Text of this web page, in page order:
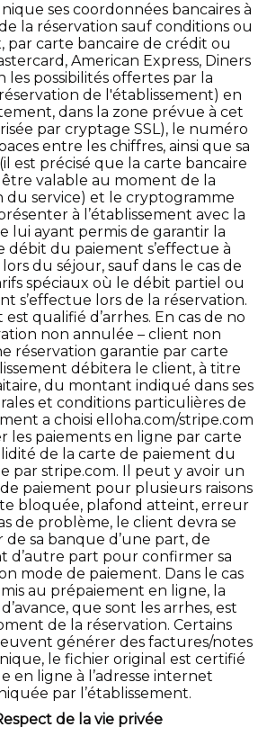
ses coordonnées bancaires à
la réservation sauf conditions ou
par carte bancaire de crédit ou
American Express, Diners
les possibilités offertes par la
de l'établissement) en
dans la zone prévue à cet
par cryptage SSL), le numéro
entre les chiffres, ainsi que sa
est précisé que la carte bancaire
valable au moment de la
du service) et le cryptogramme
à l’établissement avec la
lui ayant permis de garantir la
débit du paiement s’effectue à
lors du séjour, sauf dans le cas de
spéciaux où le débit partiel ou
s’effectue lors de la réservation.
qualifié d’arrhes. En cas de no
non annulée – client non
réservation garantie par carte
débitera le client, à titre
du montant indiqué dans ses
et conditions particulières de
a choisi elloha.com/stripe.com
les paiements en ligne par carte
de la carte de paiement du
par stripe.com. Il peut y avoir un
paiement pour plusieurs raisons
bloquée, plafond atteint, erreur
de problème, le client devra se
de sa banque d’une part, de
d’autre part pour confirmer sa
mode de paiement. Dans le cas
au prépaiement en ligne, la
que sont les arrhes, est
de la réservation. Certains
générer des factures/notes
le fichier original est certifié
en ligne à l’adresse internet
par l’établissement.
de la vie privée